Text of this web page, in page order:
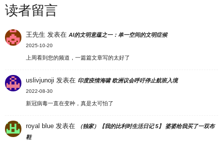
读者留言
王先生 发表在AI的文明意蕴之一：单一空间的文明症候
2025-10-20
上周看到您的频道，一篇篇文章写的太好了
uslivjunoji 发表在 印度疫情海啸 欧洲议会呼吁停止航班入境
2022-08-30
新冠病毒一直在变种，真是太可怕了
royal blue 发表在
（独家）【我的比利时生活日记 5】 婆婆给我买了一双布
鞋